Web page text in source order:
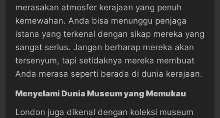
merasakan atmosfer kerajaan yang penuh
kemewahan. Anda bisa menunggu penjaga
istana yang terkenal dengan sikap mereka yang
sangat serius. Jangan berharap mereka akan
tersenyum, tapi setidaknya mereka membuat
Anda merasa seperti berada di dunia kerajaan.
Menyelami Dunia Museum yang Memukau
London juga dikenal dengan koleksi museum